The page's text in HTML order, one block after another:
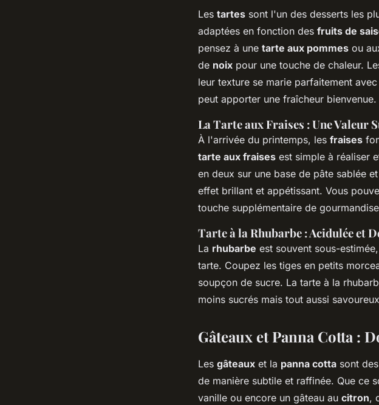
Les tartes sont l'un des desserts les
adaptées en fonction des fruits de
pensez à une tarte aux pommes ou
de noix pour une touche de chaleur.
leur texture se marie parfaitement
peut apporter une fraîcheur bienvenue.
La Tarte aux Fraises : Une Valeur
À l'arrivée du printemps, les fraises
tarte aux fraises est simple à réaliser
en deux sur une base de pâte sablée
effet brillant et appétissant. Vous
touche supplémentaire de
Tarte à la Rhubarbe : Acidulée et
La rhubarbe est souvent sous-
tarte. Coupez les tiges en petits
soupçon de sucre. La tarte à la
moins sucrés mais tout aussi
Gâteaux et Panna Cotta :
Les gâteaux et la panna cotta sont
de manière subtile et raffinée. Que ce
vanille ou encore un gâteau au citron,